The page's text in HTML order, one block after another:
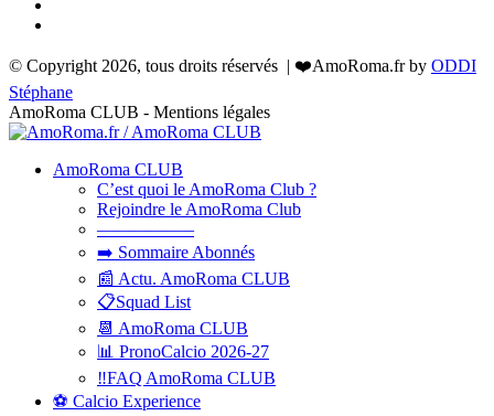
© Copyright 2026, tous droits réservés | ❤️AmoRoma.fr by ODDI
Stéphane
AmoRoma CLUB - Mentions légales
AmoRoma CLUB
C’est quoi le AmoRoma Club ?
Rejoindre le AmoRoma Club
—————–
➡️ Sommaire Abonnés
📰 Actu. AmoRoma CLUB
📋Squad List
📆 AmoRoma CLUB
📊 PronoCalcio 2026-27
‼️FAQ AmoRoma CLUB
⚽ Calcio Experience